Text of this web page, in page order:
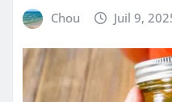
Chou Juil 9,